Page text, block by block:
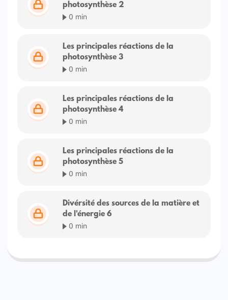
photosynthèse 2
0 min
Les principales réactions de la
photosynthèse 3
0 min
Les principales réactions de la
photosynthèse 4
0 min
Les principales réactions de la
photosynthèse 5
0 min
Divérsité des sources de la matière et
de l'énergie 6
0 min